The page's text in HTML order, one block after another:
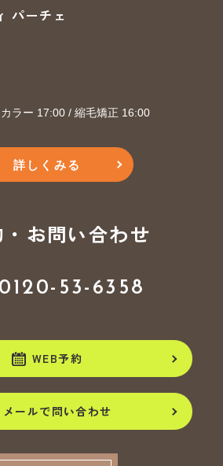
パーチェ
ラー 17:00 / 縮毛矯正 16:00
詳しくみる
・お問い合わせ
0120-53-6358
WEB予約
メールで問い合わせ